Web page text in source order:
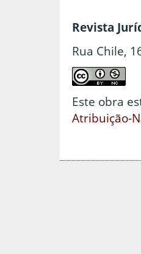
Revista
Rua Chile,
Este obra
Atribuição-